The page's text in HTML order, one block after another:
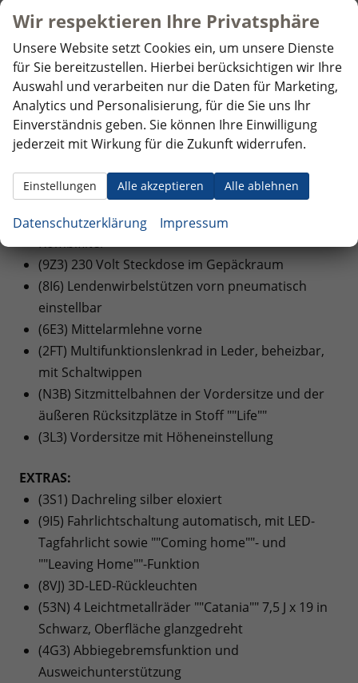
und beheizbar, auf Fahrerseite abblendend,
Memory-Funktion
(QQ8) Ambientebeleuchtung 10-farbig, in der
Instrumententafel sowie in den Türen
(3H2) Beifahrersitzlehne komplett umklappbar
(3A2) ISOFIX-Halteösen für Kindersitze auf den
äußeren Rücksitzen sowie auf dem Beifahrersitz,
i-Size-kompatibel
(KH7) 3-Zonen Klimaautomatik ""Air Care
Climatronic"" mit Bedienteil hinten und Aktiv-
Kombifilter
(9Z3) 230 Volt Steckdose im Gepäckraum
(8I6) Lendenwirbelstützen vorn pneumatisch
einstellbar
(6E3) Mittelarmlehne vorne
(2FT) Multifunktionslenkrad in Leder, beheizbar,
mit Schaltwippen
(N3B) Sitzmittelbahnen der Vordersitze und der
äußeren Rücksitzplätze in Stoff ""Life""
(3L3) Vordersitze mit Höheneinstellung
EXTRAS:
(3S1) Dachreling silber eloxiert
(9I5) Fahrlichtschaltung automatisch, mit LED-
Tagfahrlicht sowie ""Coming home""- und
""Leaving Home""-Funktion
(8VJ) 3D-LED-Rückleuchten
(53N) 4 Leichtmetallräder ""Catania"" 7,5 J x 19 in
Schwarz, Oberfläche glanzgedreht
(4G3) Abbiegebremsfunktion und
Ausweichunterstützung
Wir respektieren Ihre Privatsphäre
Unsere Website setzt Cookies ein, um unsere Dienste
für Sie bereitzustellen. Hierbei berücksichtigen wir Ihre
Auswahl und verarbeiten nur die Daten für Marketing,
Analytics und Personalisierung, für die Sie uns Ihr
Einverständnis geben. Sie können Ihre Einwilligung
jederzeit mit Wirkung für die Zukunft widerrufen.
Alle akzeptieren Alle ablehnen
Einstellungen
Datenschutzerklärung Impressum